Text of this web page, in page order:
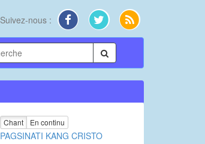
Suivez-nous :
Chant En continu
PAGSINATI KANG CRISTO